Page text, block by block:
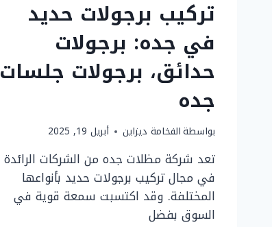
تركيب برجولات حديد
في جده: برجولات
حدائق، برجولات جلسات
جده
بواسطةالفخامة ديزاين أبريل 19, 2025
تعد شركة مظلات جده من الشركات الرائدة
في مجال تركيب برجولات حديد بأنواعها
المختلفة. وقد اكتسبت سمعة قوية في
السوق بفضل